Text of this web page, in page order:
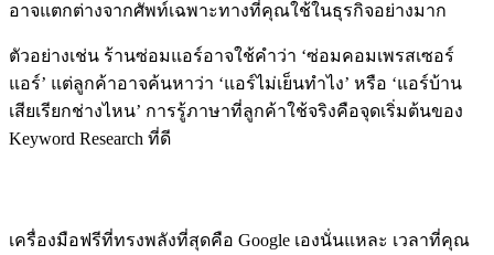
อาจแตกต่างจากศัพท์เฉพาะทางที่คุณใช้ในธุรกิจอย่างมาก
ตัวอย่างเช่น ร้านซ่อมแอร์อาจใช้คำว่า ‘ซ่อมคอมเพรสเซอร์
แอร์’ แต่ลูกค้าอาจค้นหาว่า ‘แอร์ไม่เย็นทำไง’ หรือ ‘แอร์บ้าน
เสียเรียกช่างไหน’ การรู้ภาษาที่ลูกค้าใช้จริงคือจุดเริ่มต้นของ
Keyword Research ที่ดี
เครื่องมือฟรีที่ทรงพลังที่สุดคือ Google เองนั่นแหละ เวลาที่คุณ